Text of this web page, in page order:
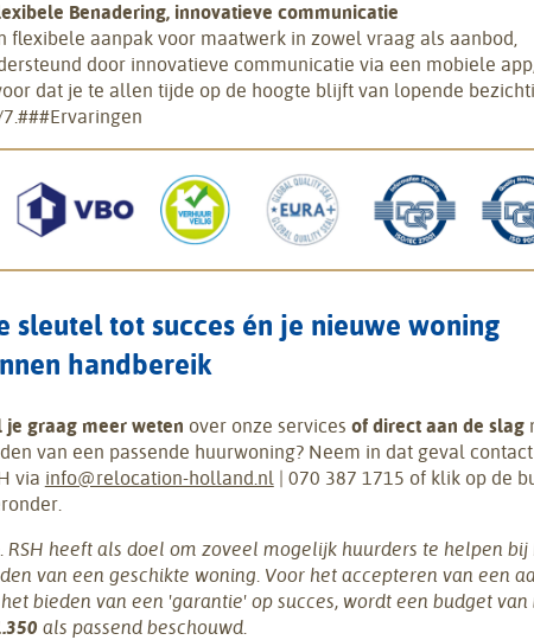
Benadering, innovatieve communicatie
flexibele aanpak voor maatwerk in zowel vraag als aanbod,
door innovatieve communicatie via een mobiele
dat je te allen tijde op de hoogte blijft van lopende
sleutel tot succes én je nieuwe woning
handbereik
je graag meer weten over onze services of direct aan de slag
van een passende huurwoning? Neem in dat geval
via info@relocation-holland.nl | 070 387 1715 of klik op de
RSH heeft als doel om zoveel mogelijk huurders te helpen bij
van een geschikte woning. Voor het accepteren van een
bieden van een 'garantie' op succes, wordt een budget van
als passend beschouwd.